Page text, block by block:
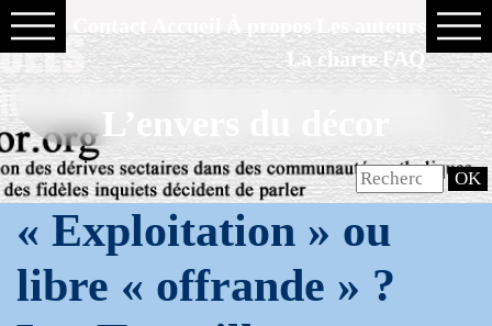
La charte FAQ
L’envers du décor
« Exploitation » ou
libre « offrande » ?